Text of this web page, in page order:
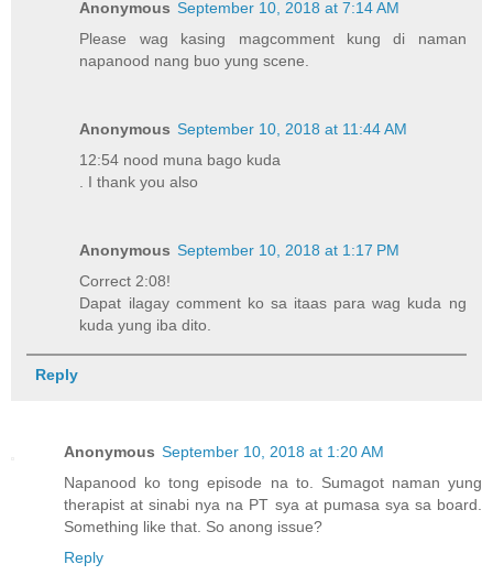
Anonymous September 10, 2018 at 7:14 AM
Please wag kasing magcomment kung di naman
napanood nang buo yung scene.
Anonymous September 10, 2018 at 11:44 AM
12:54 nood muna bago kuda
. I thank you also
Anonymous September 10, 2018 at 1:17 PM
Correct 2:08!
Dapat ilagay comment ko sa itaas para wag kuda ng
kuda yung iba dito.
Reply
Anonymous September 10, 2018 at 1:20 AM
Napanood ko tong episode na to. Sumagot naman yung
therapist at sinabi nya na PT sya at pumasa sya sa board.
Something like that. So anong issue?
Reply